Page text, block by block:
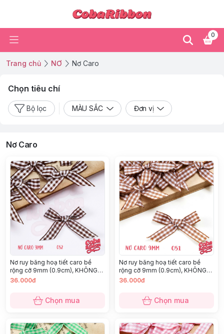
0
Trang chủ NƠ Nơ Caro
Chọn tiêu chí
Bộ lọc MÀU SẮC Đơn vị
Nơ Caro
Nơ ruy băng hoạ tiết caro bề
rộng cỡ 9mm (0.9cm), KHÔNG
KÈM GHIM CÀI, chất thô cao cấp
36.000đ
Chọn mua
Nơ ruy băng hoạ tiết caro bề
rộng cỡ 9mm (0.9cm), KHÔNG
KÈM GHIM CÀI, chất thô cao cấp
36.000đ
Chọn mua